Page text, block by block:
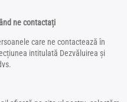
ne contactați
care ne contactează în
intitulată Dezvăluirea și